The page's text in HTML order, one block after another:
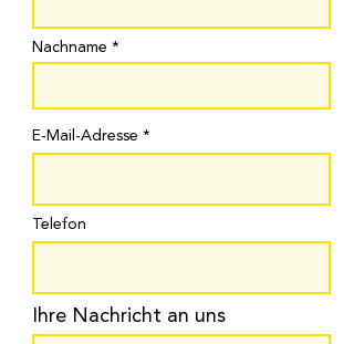
Nachname
E-Mail-Adresse
Telefon
Ihre Nachricht an uns